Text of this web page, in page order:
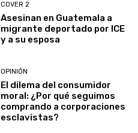
COVER 2
Asesinan en Guatemala a
migrante deportado por ICE
y a su esposa
OPINIÓN
El dilema del consumidor
moral: ¿Por qué seguimos
comprando a corporaciones
esclavistas?